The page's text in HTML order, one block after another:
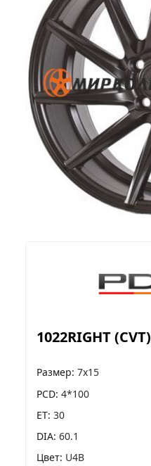
1022RIGHT (CVT)
Размер 7x15
PCD 4*100
ET 30
DIA 60.1
Цвет U4B